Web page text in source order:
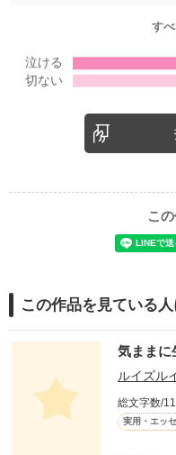
す
こ
この作品を見ている
気ままに
ルイズル
総文字数/
実用・エッ